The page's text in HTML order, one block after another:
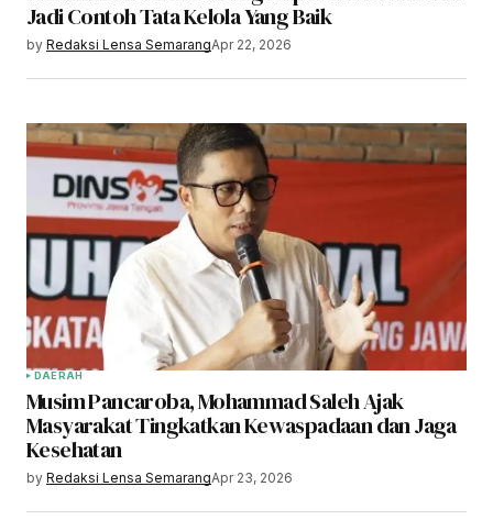
Jadi Contoh Tata Kelola Yang Baik
by Redaksi Lensa SemarangApr 22, 2026
DAERAH
Musim Pancaroba, Mohammad Saleh Ajak
Masyarakat Tingkatkan Kewaspadaan dan Jaga
Kesehatan
by Redaksi Lensa SemarangApr 23, 2026